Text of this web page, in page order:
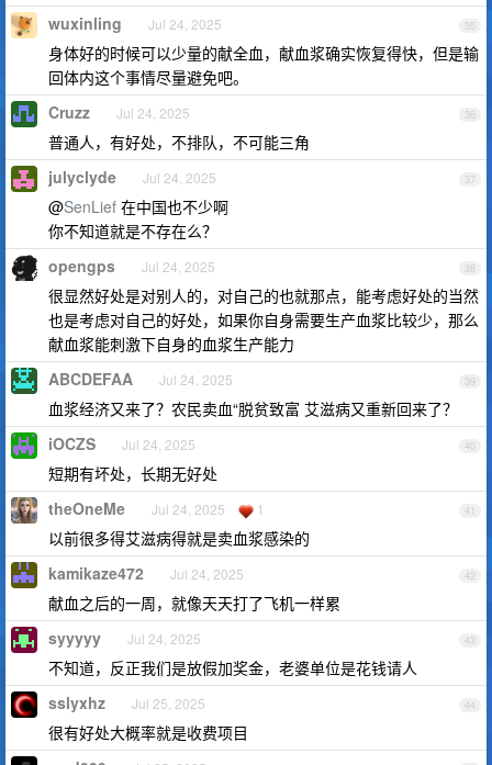
35
wuxinling Jul 24, 2025
身体好的时候可以少量的献全血，献血浆确实恢复得快，但是输
回体内这个事情尽量避免吧。
36
Cruzz Jul 24, 2025
普通人，有好处，不排队，不可能三角
37
julyclyde Jul 24, 2025
@SenLief 在中国也不少啊
你不知道就是不存在么？
38
opengps Jul 24, 2025
很显然好处是对别人的，对自己的也就那点，能考虑好处的当然
也是考虑对自己的好处，如果你自身需要生产血浆比较少，那么
献血浆能刺激下自身的血浆生产能力
39
ABCDEFAA Jul 24, 2025
血浆经济又来了？农民卖血“脱贫致富 艾滋病又重新回来了？
40
iOCZS Jul 24, 2025
短期有坏处，长期无好处
41
theOneMe Jul 24, 2025 1
以前很多得艾滋病得就是卖血浆感染的
42
kamikaze472 Jul 24, 2025
献血之后的一周，就像天天打了飞机一样累
43
syyyyy Jul 24, 2025
不知道，反正我们是放假加奖金，老婆单位是花钱请人
44
sslyxhz Jul 25, 2025
很有好处大概率就是收费项目